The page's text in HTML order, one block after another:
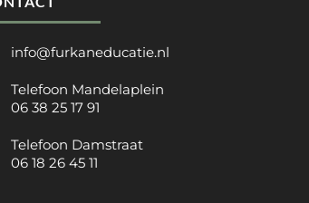
info@furkaneducatie.nl
Telefoon Mandelaplein
06 38 25 17 91
Telefoon Damstraat
06 18 26 45 11